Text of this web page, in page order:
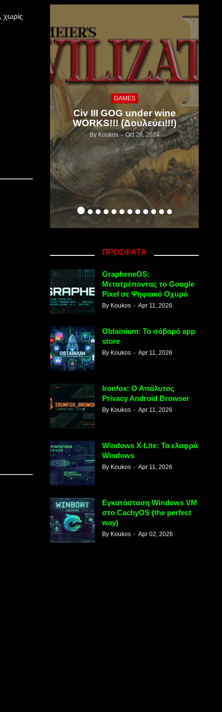
χωρίς
WINDOWS
Πως να ενεργοποιηθεί το
Num Lock στην εκκίνηση
των Windows 10
By Jan 07, 2021
ΠΡΟΣΦΑΤΑ
GrapheneOS:
Μετατρέποντας το Google
Pixel σε Ψηφιακό Οχυρό
By Koukos Apr 11, 2026
Obtainium: Το σόβαρό app
store
By Koukos Apr 11, 2026
Ironfox: Ο Απόλυτος
Privacy Android Browser
By Koukos Apr 11, 2026
Windows X-Lite: Τα ελαφρά
Windows
By Koukos Apr 11, 2026
Εγκατάσταση Windows VM
στο CachyOS (the perfect
way)
By Koukos Apr 02, 2026